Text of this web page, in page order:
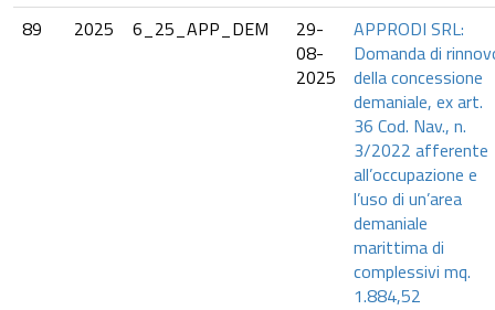
89
2025 6_25_APP_DEM
29-
08-
2025
APPRODI SRL:
Domanda di
della concessione
demaniale, ex art.
36 Cod. Nav., n.
3/2022 afferente
all’occupazione e
l’uso di un’area
demaniale
marittima di
complessivi mq.
1.884,52